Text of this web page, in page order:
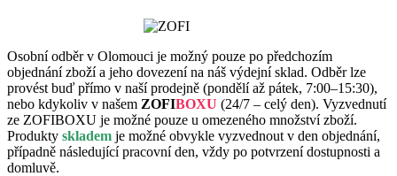
Osobní odběr v Olomouci je možný pouze po předchozím
objednání zboží a jeho dovezení na náš výdejní sklad. Odběr lze
provést buď přímo v naší prodejně (pondělí až pátek, 7:00–15:30),
nebo kdykoliv v našem ZOFIBOXU (24/7 – celý den). Vyzvednutí
ze ZOFIBOXU je možné pouze u omezeného množství zboží.
Produkty skladem je možné obvykle vyzvednout v den objednání,
případně následující pracovní den, vždy po potvrzení dostupnosti a
domluvě.